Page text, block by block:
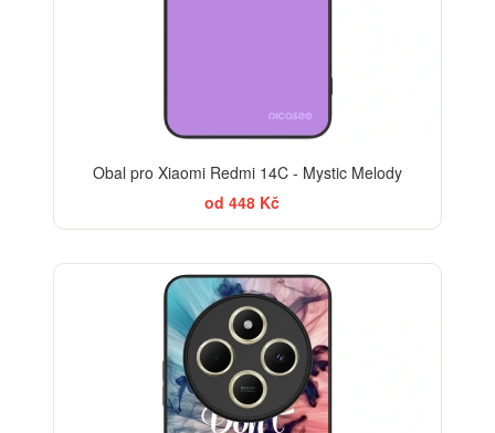
Obal pro Xiaomi Redmi 14C - Mystic Melody
od 448 Kč